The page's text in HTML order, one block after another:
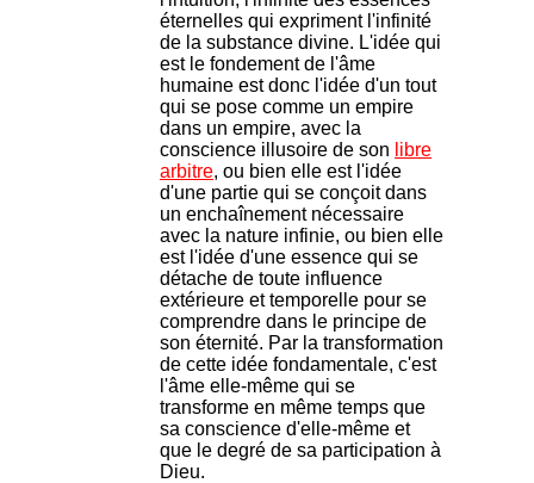
éternelles qui expriment l'infinité
de la substance divine. L'idée qui
est le fondement de l'âme
humaine est donc l'idée d'un tout
qui se pose comme un empire
dans un empire, avec la
conscience illusoire de son libre
arbitre, ou bien elle est l'idée
d'une partie qui se conçoit dans
un enchaînement nécessaire
avec la nature infinie, ou bien elle
est l'idée d'une essence qui se
détache de toute influence
extérieure et temporelle pour se
comprendre dans le principe de
son éternité. Par la transformation
de cette idée fondamentale, c'est
l'âme elle-même qui se
transforme en même temps que
sa conscience d'elle-même et
que le degré de sa participation à
Dieu.